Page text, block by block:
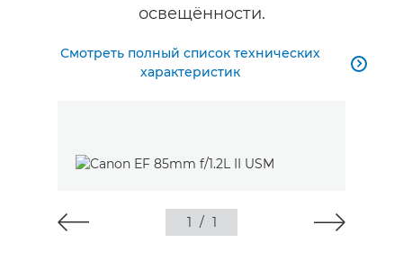
освещённости.
Смотреть полный список технических
характеристик

1 / 1